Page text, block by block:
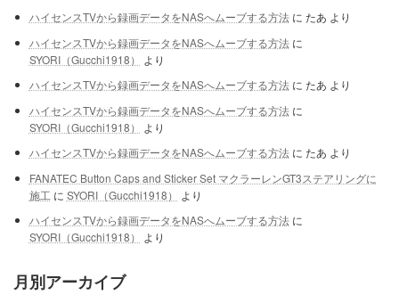
ハイセンスTVから録画データをNASへムーブする方法に たあ より
ハイセンスTVから録画データをNASへムーブする方法に
SYORI（Gucchi1918）
より
ハイセンスTVから録画データをNASへムーブする方法に たあ より
ハイセンスTVから録画データをNASへムーブする方法に
SYORI（Gucchi1918）
より
ハイセンスTVから録画データをNASへムーブする方法に たあ より
FANATEC Button Caps and Sticker Set マクラーレンGT3ステアリングに
施工 に SYORI（Gucchi1918）
より
ハイセンスTVから録画データをNASへムーブする方法に
SYORI（Gucchi1918）
より
月別アーカイブ